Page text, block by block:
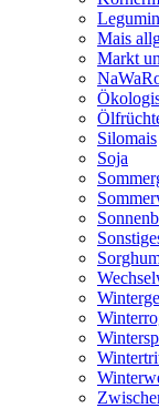
Mais
Markt
Silomais
Soja